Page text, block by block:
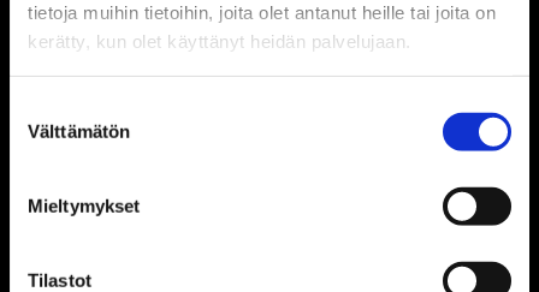
tietoja muihin tietoihin, joita olet antanut heille tai joita on
kerätty, kun olet käyttänyt heidän palvelujaan.
valinta
Välttämätön
Mieltymykset
Tilastot
Yhteistyökumppaneille